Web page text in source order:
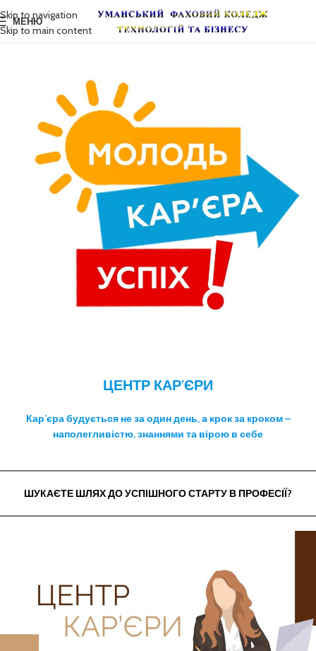
Skip to navigation
Skip to main content
МЕНЮ
ЦЕНТР КАР’ЄРИ
Кар’єра будується не за один день, а крок за кроком –
наполегливістю, знаннями та вірою в себе
ШУКАЄТЕ ШЛЯХ ДО УСПІШНОГО СТАРТУ В ПРОФЕСІЇ?